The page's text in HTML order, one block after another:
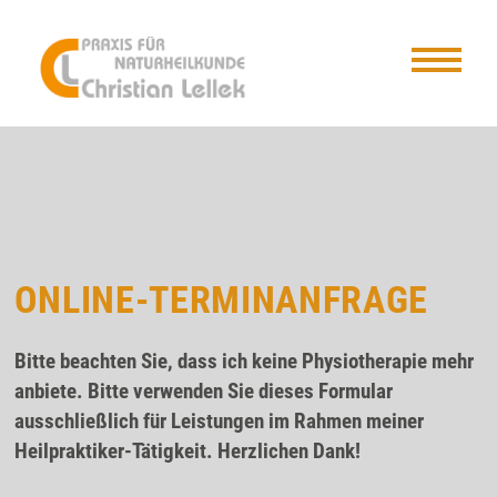
ONLINE-TERMINANFRAGE
Bitte beachten Sie, dass ich keine Physiotherapie mehr
anbiete. Bitte verwenden Sie dieses Formular
ausschließlich für Leistungen im Rahmen meiner
Heilpraktiker-Tätigkeit. Herzlichen Dank!